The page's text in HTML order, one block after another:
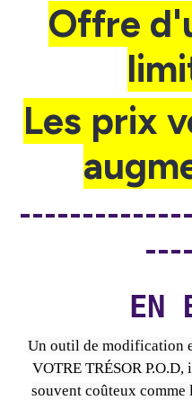
Offre
Les prix
EN
Un outil de modification
VOTRE TRÉSOR
souvent coûteux comme